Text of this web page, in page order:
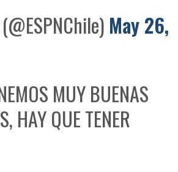
May 26,
MUY BUENAS
HAY QUE TENER